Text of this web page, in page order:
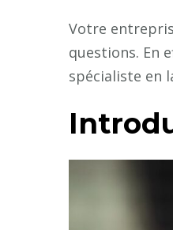
Votre
questions. En
spécialiste en